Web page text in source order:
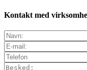
Kontakt med